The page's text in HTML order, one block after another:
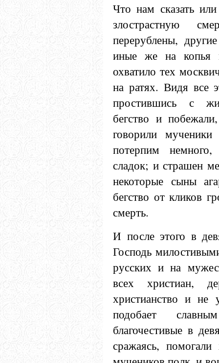
Что нам сказать
злострастную
перерублены,
иные же на копья
охватило тех
на ратях. Видя все
простившись с
бегство и
говорили
потерпим
сладок; и страшен
некоторые сыны
бегство от кликов
смерть.
И после этого в
Господь
русских и на
всех христиан,
христианство и не
подобает
благочестивые в
сражаясь,